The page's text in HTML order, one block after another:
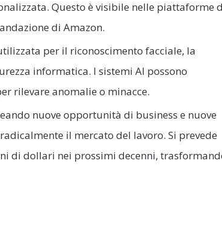
Questo è visibile nelle piattaforme
di Amazon.
per il riconoscimento facciale, la
informatica. I sistemi AI possono
rilevare anomalie o minacce.
nuove opportunità di business e nuove
il mercato del lavoro. Si prevede
di dollari nei prossimi decenni,